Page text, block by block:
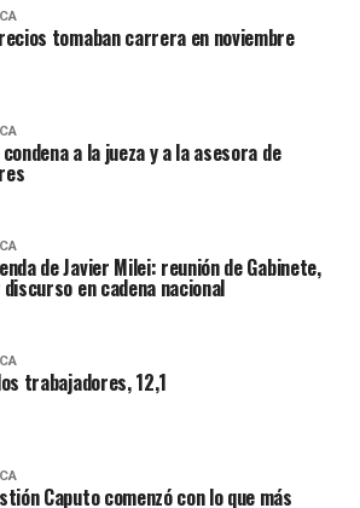
tomaban carrera en noviembre
a la jueza y a la asesora de
de Javier Milei: reunión de Gabinete,
discurso en cadena nacional
trabajadores, 12,1
Caputo comenzó con lo que más